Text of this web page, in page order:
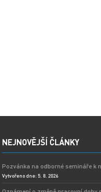
NEJNOVĚJŠÍ ČLÁNKY
Pozvánka na odborné semináře k
Vytvořeno dne: 5. 8. 2026